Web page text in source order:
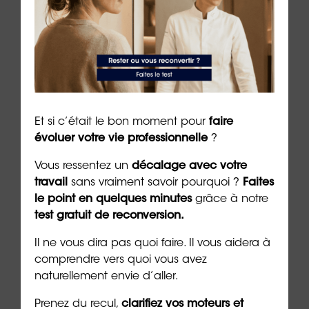
poser les bonnes questions : suis-je armé pour
affronter les défis professionnels de demain ? Mes
compétences techniques suffisent-elles ou dois-je
aussi valoriser mes qualités humaines ?
Grâce au testHarmonyet auCertificat 16 Soft Skills
en avant ses aptitudes comportementales avec
autant de légitimité qu’un diplôme technique. Dans
un marché de l’emploi de plus en plus exigeant,
c’est ce mélange d’expertise et de qualités
humaines qui fera la différence.
Miser sur ses soft skills, c’est investir dans des
atouts durables, transversaux et universels. Et
avec ORIENTACTION, vous pouvez les transformer
en un véritable levier de réussite pour 2025 et au-
Et si c’était le bon moment pour faire
évoluer votre vie professionnelle?
Vous ressentez un décalage avec votre
travail sans vraiment savoir pourquoi ? Faites
le point en quelques minutesgrâce à notre
test gratuit de reconversion.
Il ne vous dira pas quoi faire. Il vous aidera à
comprendre vers quoi vous avez
naturellement envie d’aller.
Prenez du recul, clarifiez vos moteurs et